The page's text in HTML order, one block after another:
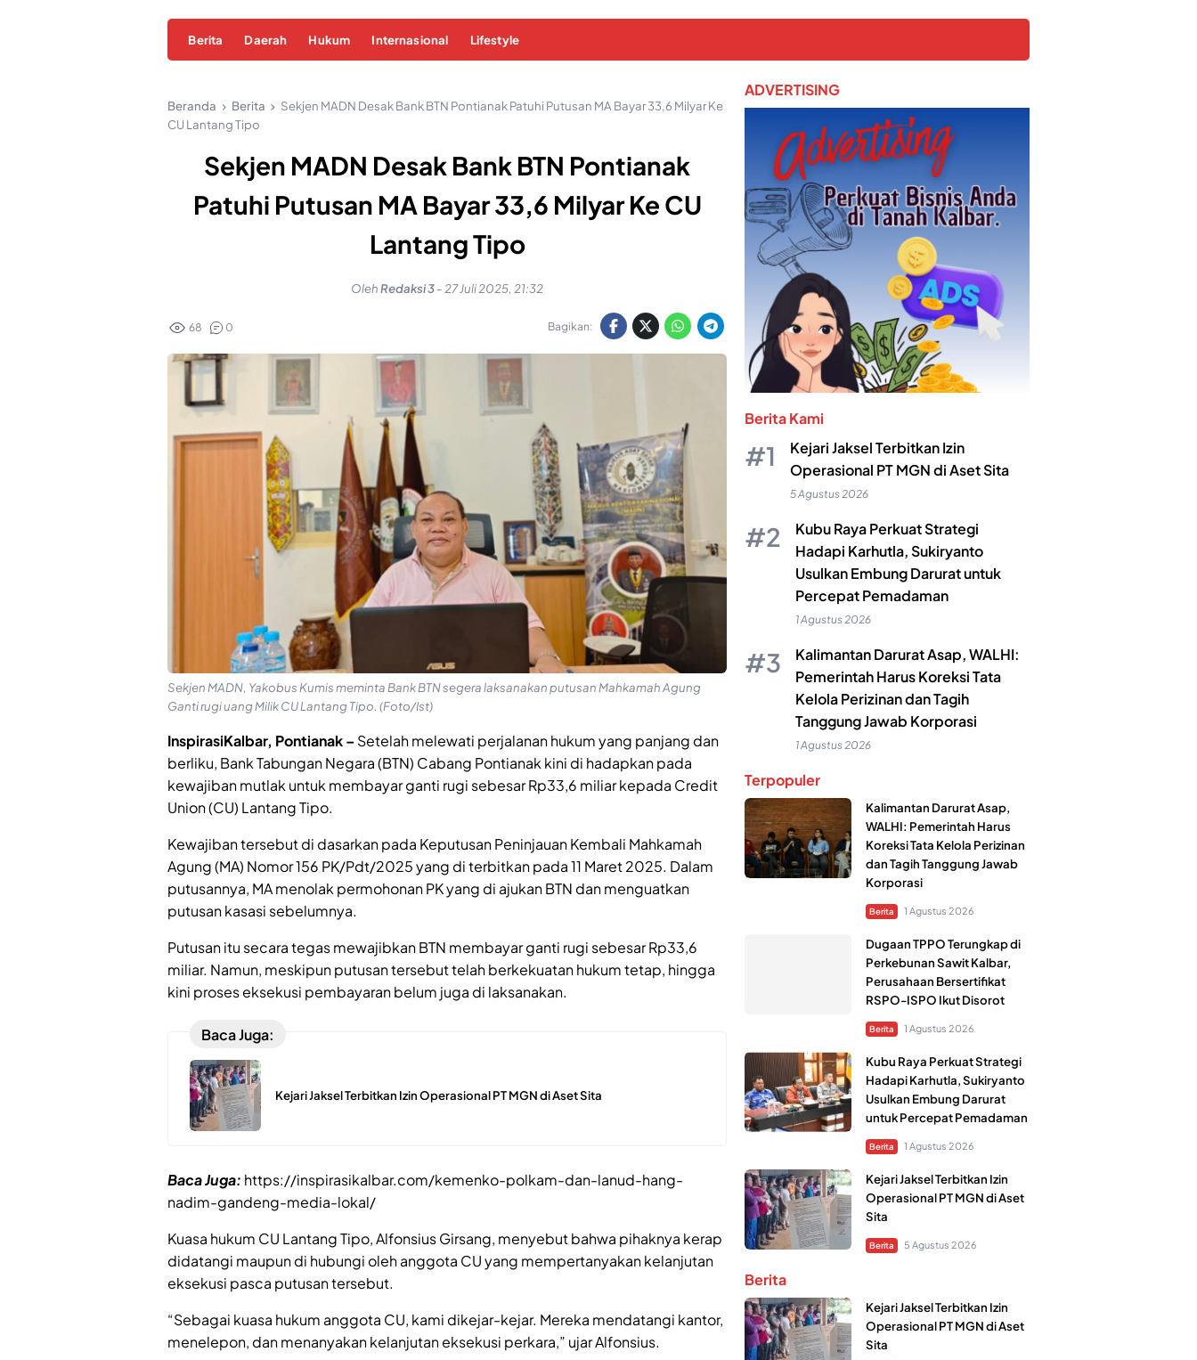
Berita Daerah Hukum Internasional Lifestyle
Beranda Berita
Sekjen MADN Desak Bank BTN Pontianak Patuhi Putusan MA Bayar 33,6 Milyar Ke
CU Lantang Tipo
Sekjen MADN Desak Bank BTN Pontianak
Patuhi Putusan MA Bayar 33,6 Milyar Ke CU
Lantang Tipo
OlehRedaksi 3- 27 Juli 2025, 21:32
68 0 Bagikan:
Sekjen MADN, Yakobus Kumis meminta Bank BTN segera laksanakan putusan Mahkamah Agung
Ganti rugi uang Milik CU Lantang Tipo. (Foto/Ist)
InspirasiKalbar, Pontianak – Setelah melewati perjalanan hukum yang panjang dan
berliku, Bank Tabungan Negara (BTN) Cabang Pontianak kini di hadapkan pada
kewajiban mutlak untuk membayar ganti rugi sebesar Rp33,6 miliar kepada Credit
Union (CU) Lantang Tipo.
Kewajiban tersebut di dasarkan pada Keputusan Peninjauan Kembali Mahkamah
Agung (MA) Nomor 156 PK/Pdt/2025 yang di terbitkan pada 11 Maret 2025. Dalam
putusannya, MA menolak permohonan PK yang di ajukan BTN dan menguatkan
putusan kasasi sebelumnya.
Putusan itu secara tegas mewajibkan BTN membayar ganti rugi sebesar Rp33,6
miliar. Namun, meskipun putusan tersebut telah berkekuatan hukum tetap, hingga
kini proses eksekusi pembayaran belum juga di laksanakan.
Baca Juga:
Kejari Jaksel Terbitkan Izin Operasional PT MGN di Aset Sita
Baca Juga: https://inspirasikalbar.com/kemenko-polkam-dan-lanud-hang-
nadim-gandeng-media-lokal/
Kuasa hukum CU Lantang Tipo, Alfonsius Girsang, menyebut bahwa pihaknya kerap
didatangi maupun di hubungi oleh anggota CU yang mempertanyakan kelanjutan
eksekusi pasca putusan tersebut.
“Sebagai kuasa hukum anggota CU, kami dikejar-kejar. Mereka mendatangi kantor,
menelepon, dan menanyakan kelanjutan eksekusi perkara,” ujar Alfonsius.
ADVERTISING
Berita Kami
Kejari Jaksel Terbitkan Izin
Operasional PT MGN di Aset Sita
5 Agustus 2026
Kubu Raya Perkuat Strategi
Hadapi Karhutla, Sukiryanto
Usulkan Embung Darurat untuk
Percepat Pemadaman
1 Agustus 2026
Kalimantan Darurat Asap, WALHI:
Pemerintah Harus Koreksi Tata
Kelola Perizinan dan Tagih
Tanggung Jawab Korporasi
1 Agustus 2026
Terpopuler
Kalimantan Darurat Asap,
WALHI: Pemerintah Harus
Koreksi Tata Kelola Perizinan
dan Tagih Tanggung Jawab
Korporasi
Berita 1 Agustus 2026
Dugaan TPPO Terungkap di
Perkebunan Sawit Kalbar,
Perusahaan Bersertifikat
RSPO-ISPO Ikut Disorot
Berita 1 Agustus 2026
Kubu Raya Perkuat Strategi
Hadapi Karhutla, Sukiryanto
Usulkan Embung Darurat
untuk Percepat Pemadaman
Berita 1 Agustus 2026
Kejari Jaksel Terbitkan Izin
Operasional PT MGN di Aset
Sita
Berita 5 Agustus 2026
Berita
Kejari Jaksel Terbitkan Izin
Operasional PT MGN di Aset
Sita